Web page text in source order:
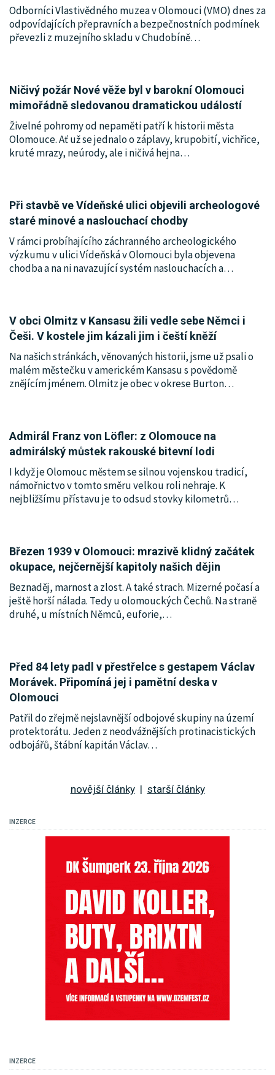
Odborníci Vlastivědného muzea v Olomouci (VMO) dnes za
odpovídajících přepravních a bezpečnostních podmínek
převezli z muzejního skladu v Chudobíně…
Ničivý požár Nové věže byl v barokní Olomouci
mimořádně sledovanou dramatickou událostí
Živelné pohromy od nepaměti patří k historii města
Olomouce. Ať už se jednalo o záplavy, krupobití, vichřice,
kruté mrazy, neúrody, ale i ničivá hejna…
Při stavbě ve Vídeňské ulici objevili archeologové
staré minové a naslouchací chodby
V rámci probíhajícího záchranného archeologického
výzkumu v ulici Vídeňská v Olomouci byla objevena
chodba a na ni navazující systém naslouchacích a…
V obci Olmitz v Kansasu žili vedle sebe Němci i
Češi. V kostele jim kázali jim i čeští kněží
Na našich stránkách, věnovaných historii, jsme už psali o
malém městečku v americkém Kansasu s povědomě
znějícím jménem. Olmitz je obec v okrese Burton…
Admirál Franz von Löfler: z Olomouce na
admirálský můstek rakouské bitevní lodi
I když je Olomouc městem se silnou vojenskou tradicí,
námořnictvo v tomto směru velkou roli nehraje. K
nejbližšímu přístavu je to odsud stovky kilometrů…
Březen 1939 v Olomouci: mrazivě klidný začátek
okupace, nejčernější kapitoly našich dějin
Beznaděj, marnost a zlost. A také strach. Mizerné počasí a
ještě horší nálada. Tedy u olomouckých Čechů. Na straně
druhé, u místních Němců, euforie,…
Před 84 lety padl v přestřelce s gestapem Václav
Morávek. Připomíná jej i pamětní deska v
Olomouci
Patřil do zřejmě nejslavnější odbojové skupiny na území
protektorátu. Jeden z neodvážnějších protinacistických
odbojářů, štábní kapitán Václav…
novější články| starší články
INZERCE
INZERCE